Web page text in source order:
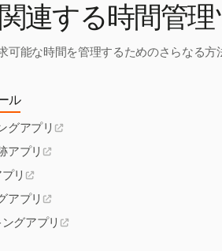
関連する時間管
可能な時間を管理するためのさらなる方
ル
グアプリ
アプリ
リ
アプリ
グアプリ